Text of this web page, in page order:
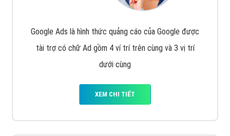
Google Ads là hình thức quảng cáo của Google được
tài trợ có chữ Ad gồm 4 ví trí trên cùng và 3 vị trí
dưới cùng
XEM CHI TIẾT